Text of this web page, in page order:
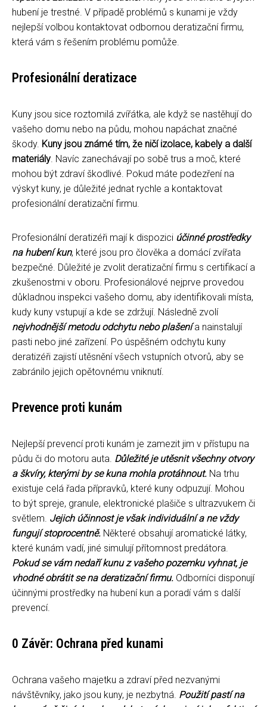
hubení je trestné. V případě problémů s kunami je vždy
nejlepší volbou kontaktovat odbornou deratizační firmu,
která vám s řešením problému pomůže.
Profesionální deratizace
Kuny jsou sice roztomilá zvířátka, ale když se nastěhují do
vašeho domu nebo na půdu, mohou napáchat značné
škody. Kuny jsou známé tím, že ničí izolace, kabely a další
materiály . Navíc zanechávají po sobě trus a moč, které
mohou být zdraví škodlivé. Pokud máte podezření na
výskyt kuny, je důležité jednat rychle a kontaktovat
profesionální deratizační firmu.
Profesionální deratizéři mají k dispozici účinné prostředky
na hubení kun, které jsou pro člověka a domácí zvířata
bezpečné. Důležité je zvolit deratizační firmu s certifikací a
zkušenostmi v oboru. Profesionálové nejprve provedou
důkladnou inspekci vašeho domu, aby identifikovali místa,
kudy kuny vstupují a kde se zdržují. Následně zvolí
nejvhodnější metodu odchytu nebo plašenía nainstalují
pasti nebo jiné zařízení. Po úspěšném odchytu kuny
deratizéři zajistí utěsnění všech vstupních otvorů, aby se
zabránilo jejich opětovnému vniknutí.
Prevence proti kunám
Nejlepší prevencí proti kunám je zamezit jim v přístupu na
půdu či do motoru auta. Důležité je utěsnit všechny otvory
a škvíry, kterými by se kuna mohla protáhnout. Na trhu
existuje celá řada přípravků, které kuny odpuzují. Mohou
to být spreje, granule, elektronické plašiče s ultrazvukem či
světlem. Jejich účinnost je však individuální a ne vždy
fungují stoprocentně. Některé obsahují aromatické látky,
které kunám vadí, jiné simulují přítomnost predátora.
Pokud se vám nedaří kunu z vašeho pozemku vyhnat, je
vhodné obrátit se na deratizační firmu. Odborníci disponují
účinnými prostředky na hubení kun a poradí vám s další
prevencí.
0 Závěr: Ochrana před kunami
Ochrana vašeho majetku a zdraví před nezvanými
návštěvníky, jako jsou kuny, je nezbytná. Použití pastí na